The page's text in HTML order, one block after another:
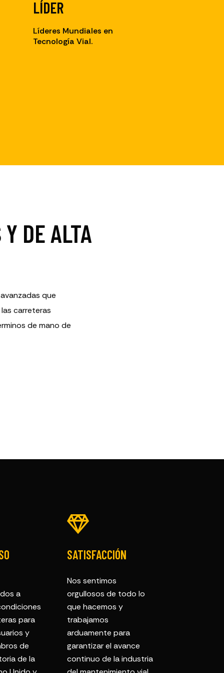
LÍDER
Líderes Mundiales en
Tecnología Vial.
DE ALTA
que
carreteras
de mano de
a
para
y
de
de la
SATISFACCIÓN
Nos sentimos
orgullosos de todo lo
que hacemos y
trabajamos
arduamente para
garantizar el avance
continuo de la industria